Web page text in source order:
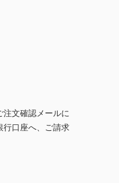
注文確認メールに
行口座へ、ご請求